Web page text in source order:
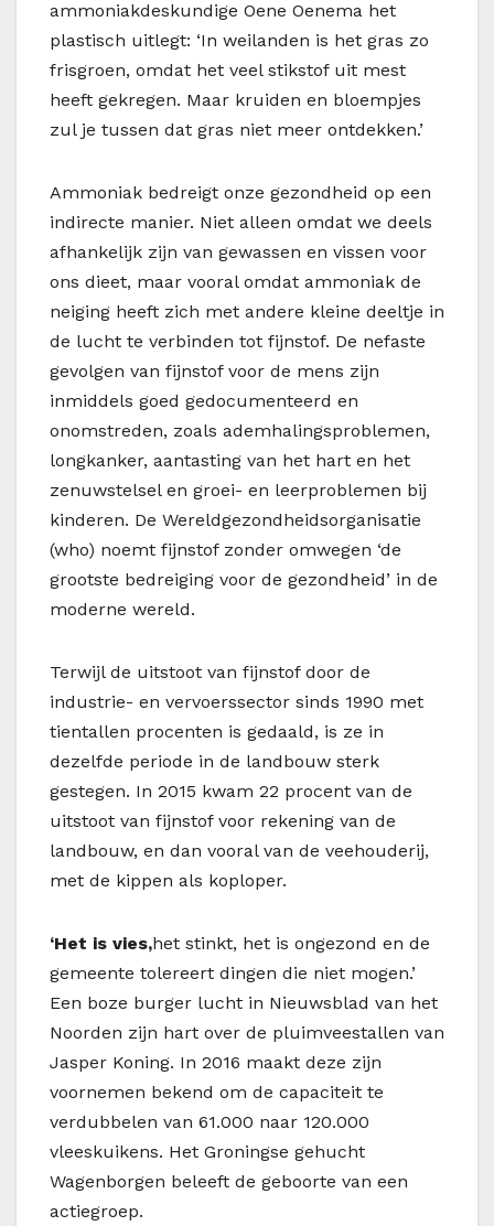
ammoniakdeskundige Oene Oenema het
plastisch uitlegt: ‘In weilanden is het gras zo
frisgroen, omdat het veel stikstof uit mest
heeft gekregen. Maar kruiden en bloempjes
zul je tussen dat gras niet meer ontdekken.’
Ammoniak bedreigt onze gezondheid op een
indirecte manier. Niet alleen omdat we deels
afhankelijk zijn van gewassen en vissen voor
ons dieet, maar vooral omdat ammoniak de
neiging heeft zich met andere kleine deeltje in
de lucht te verbinden tot fijnstof. De nefaste
gevolgen van fijnstof voor de mens zijn
inmiddels goed gedocumenteerd en
onomstreden, zoals ademhalingsproblemen,
longkanker, aantasting van het hart en het
zenuwstelsel en groei- en leerproblemen bij
kinderen. De Wereldgezondheidsorganisatie
(who) noemt fijnstof zonder omwegen ‘de
grootste bedreiging voor de gezondheid’ in de
moderne wereld.
Terwijl de uitstoot van fijnstof door de
industrie- en vervoerssector sinds 1990 met
tientallen procenten is gedaald, is ze in
dezelfde periode in de landbouw sterk
gestegen. In 2015 kwam 22 procent van de
uitstoot van fijnstof voor rekening van de
landbouw, en dan vooral van de veehouderij,
met de kippen als koploper.
‘Het is vies,het stinkt, het is ongezond en de
gemeente tolereert dingen die niet mogen.’
Een boze burger lucht in Nieuwsblad van het
Noorden zijn hart over de pluimveestallen van
Jasper Koning. In 2016 maakt deze zijn
voornemen bekend om de capaciteit te
verdubbelen van 61.000 naar 120.000
vleeskuikens. Het Groningse gehucht
Wagenborgen beleeft de geboorte van een
actiegroep.